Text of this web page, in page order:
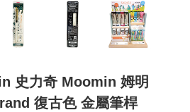
史力奇 Moomin 姆明
復古色 金屬筆桿